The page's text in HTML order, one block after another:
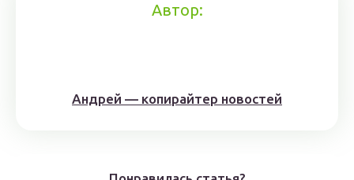
Автор:
Андрей — копирайтер новостей